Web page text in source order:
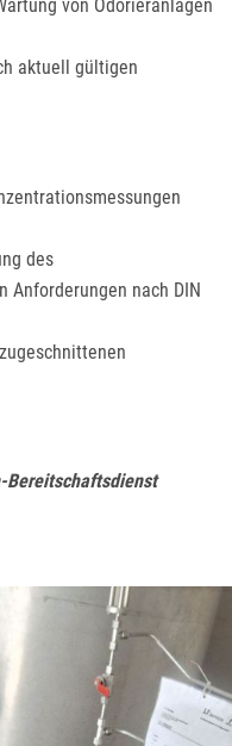
von Odorieranlagen
aktuell gültigen
des
Anforderungen nach DIN
Bereitschaftsdienst